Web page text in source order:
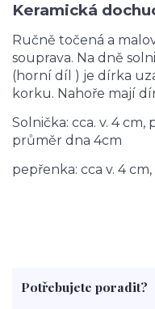
Keramická
Ručně točená a
souprava. Na dně
(horní díl ) je dírka
korku. Nahoře mají
Solnička: cca. v. 4
průměr dna 4cm
pepřenka: cca v. 4
Potřebujete poradit?